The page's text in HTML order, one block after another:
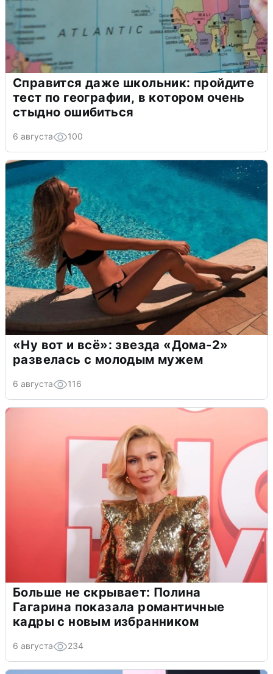
Справится даже школьник: пройдите
тест по географии, в котором очень
стыдно ошибиться
6 августа 100
«Ну вот и всё»: звезда «Дома-2»
развелась с молодым мужем
6 августа 116
Больше не скрывает: Полина
Гагарина показала романтичные
кадры с новым избранником
6 августа 234